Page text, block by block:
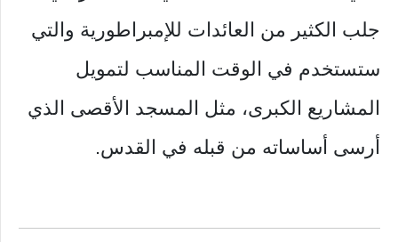
جلب الكثير من العائدات للإمبراطورية والتي
ستستخدم في الوقت المناسب لتمويل
المشاريع الكبرى، مثل المسجد الأقصى الذي
أرسى أساساته من قبله في القدس.